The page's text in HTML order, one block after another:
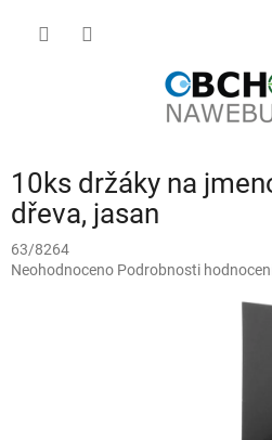
10ks držáky na
dřeva, jasan
63/8264
Průměrné
Neohodnoceno Podrobnosti